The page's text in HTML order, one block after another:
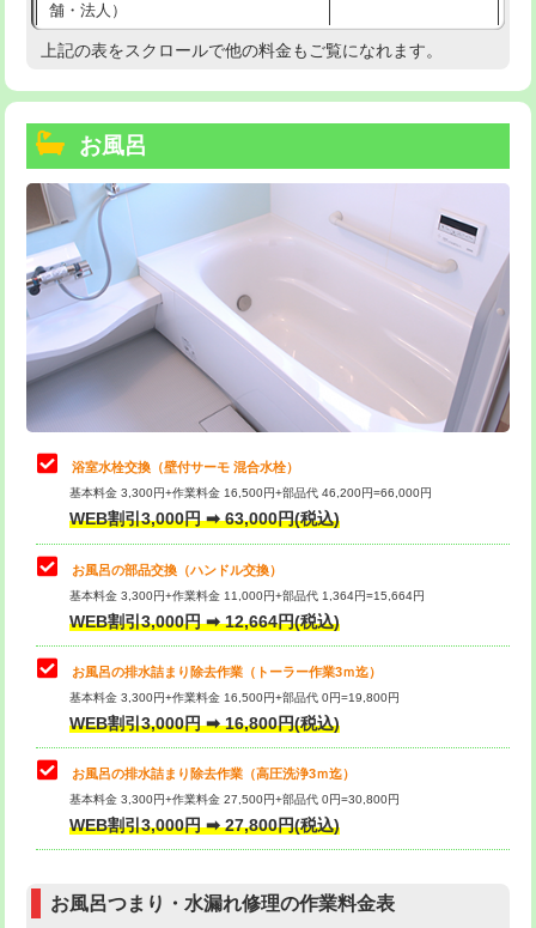
舗・法人）
高度高圧洗浄換 現地調査
トーラー機使用/3mまで
追加トーラー機使用/3m超え
カメラ調査 33,000円
桝清掃 8,800円
止水・漏水調査・防水処理・清掃・修
理・調整・分解・加工など（軽作業）
止水・漏水調査・防水処理・清掃・修
理・調整・分解・加工など（中作業）
22,000円
止水・漏水調査・防水処理・清掃・修
理・調整・分解・加工など（重作業）
33,000円
トイレタンク脱着
トイレ便器脱着
タンクレストイレ脱着 33,000円
小便器トイレ脱着
その他部品の脱着 8,800円～
交換・取付（タンク）
交換・取付（普通便座） 11,000円+材料費
上記の表をスクロールで他の料金もご覧になれます。
お風呂
浴室水栓交換（壁付サーモ 混合水栓）
基本料金 3,300円+作業料金 16,500円+部品代 46,200円=66,000円
WEB割引3,000円 ➡ 63,000円(税込)
お風呂の部品交換（ハンドル交換）
基本料金 3,300円+作業料金 11,000円+部品代 1,364円=15,664円
WEB割引3,000円 ➡ 12,664円(税込)
お風呂の排水詰まり除去作業（トーラー作業3ｍ迄）
基本料金 3,300円+作業料金 16,500円+部品代 0円=19,800円
WEB割引3,000円 ➡ 16,800円(税込)
お風呂の排水詰まり除去作業（高圧洗浄3ｍ迄）
基本料金 3,300円+作業料金 27,500円+部品代 0円=30,800円
WEB割引3,000円 ➡ 27,800円(税込)
お風呂つまり・水漏れ修理の作業料金表